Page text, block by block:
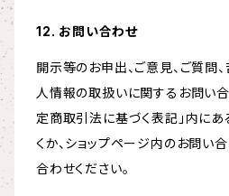
12. お問い合わせ
開示等のお申出、ご意見、ご質問
人情報の取扱いに関するお問い合
定商取引法に基づく表記」内に
くか、ショップページ内のお問い
合わせください。